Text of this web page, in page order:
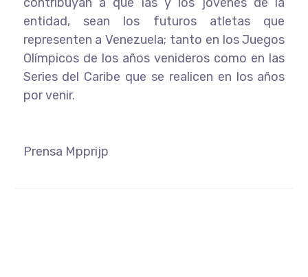
entidad, sean los futuros atletas que
representen a Venezuela; tanto en los Juegos
Olímpicos de los años venideros como en las
Series del Caribe que se realicen en los años
por venir.
Prensa Mpprijp